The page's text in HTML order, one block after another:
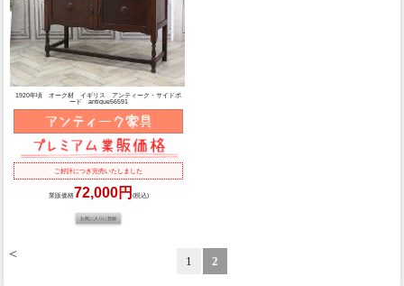
1920年頃 オーク材 イギリス アンティーク・サイドボ
ード antique56591
ご好評につき完売いたしました
業販価格72,000円 (税込)
< 1 2